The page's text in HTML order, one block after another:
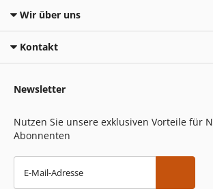
Wir über uns
Kontakt
Newsletter
Nutzen Sie unsere exklusiven Vorteile für
Abonnenten
E-Mail-Adresse